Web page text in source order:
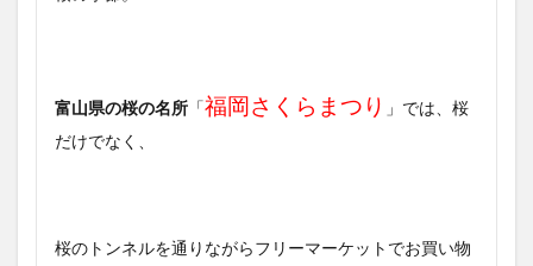
富山県の桜の名所 「福岡さくらまつり 」では、桜
だけでなく、
桜のトンネルを通りながらフリーマーケットでお買い物